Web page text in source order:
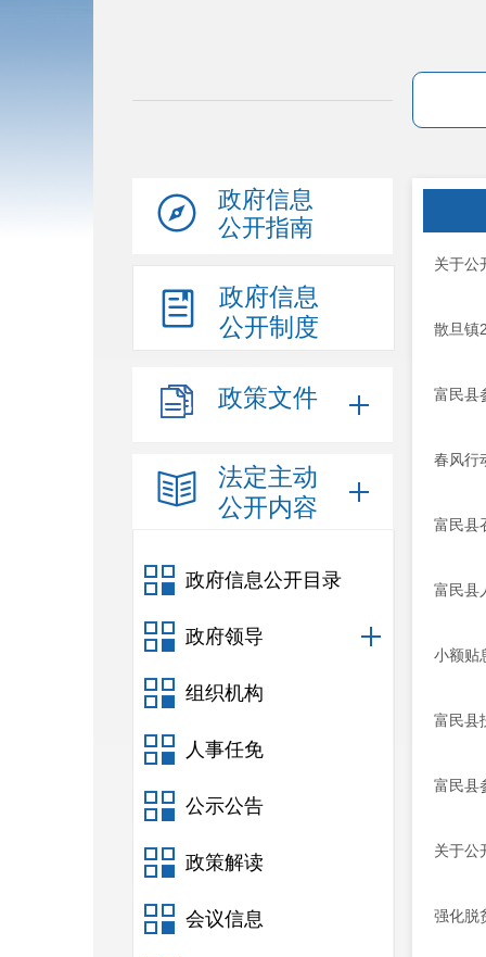
政府信息
公开指南
政府信息
公开制度
政策文件
法定主动
公开内容
政府信息公开目录
政府领导
组织机构
人事任免
公示公告
政策解读
会议信息
关于公
散旦镇
富民县
春风行
富民县
富民县
小额贴
富民县
富民县
关于公
强化脱